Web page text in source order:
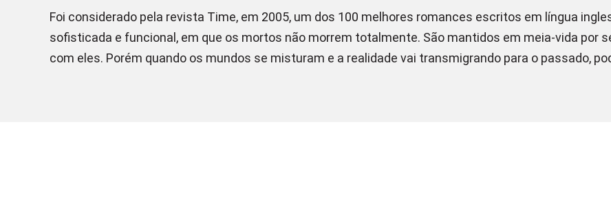
Foi considerado pela revista Time, em 2005, um dos 100 melhores romances escritos em língua
sofisticada e funcional, em que os mortos não morrem totalmente. São mantidos em meia-vida por
com eles. Porém quando os mundos se misturam e a realidade vai transmigrando para o passado,